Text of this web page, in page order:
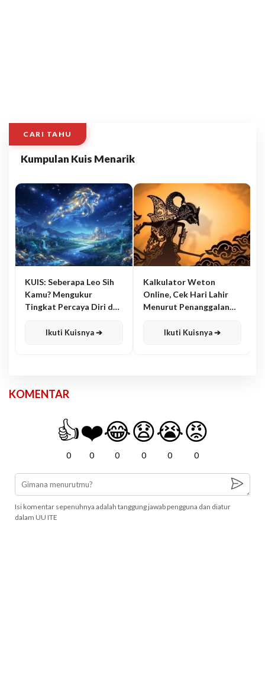
CARI TAHU
Kumpulan Kuis Menarik
KUIS: Seberapa Leo Sih
Kamu? Mengukur
Tingkat Percaya Diri dan
Ikuti Kuisnya ➔
Kalkulator Weton
Online, Cek Hari Lahir
Menurut Penanggalan
Ikuti Kuisnya ➔
KOMENTAR
👍
0
❤️
0
😂
0
😧
0
😭
0
😡
0
Isi komentar sepenuhnya adalah tanggung jawab pengguna dan diatur
dalam UU ITE